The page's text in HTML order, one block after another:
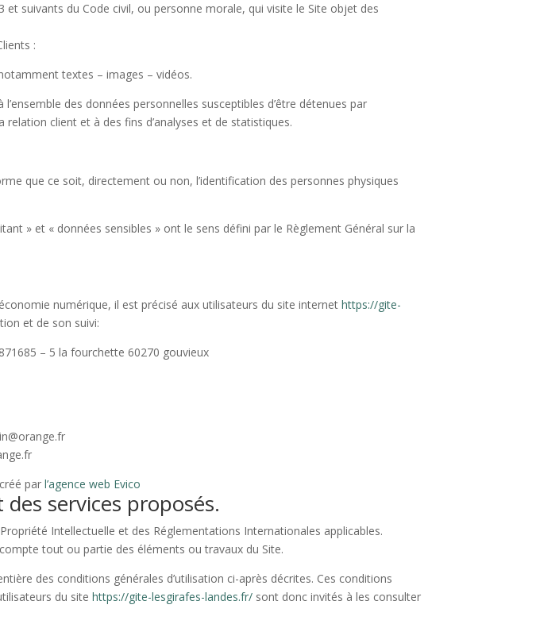
suivants du Code civil, ou personne morale, qui visite le Site objet des
:
textes – images – vidéos.
des données personnelles susceptibles d’être détenues par
client et à des fins d’analyses et de statistiques.
que ce soit, directement ou non, l’identification des personnes physiques
» et « données sensibles » ont le sens défini par le Règlement Général sur la
numérique, il est précisé aux utilisateurs du site internethttps://gite-
et de son suivi:
– 5 la fourchette 60270 gouvieux
créé parl’agence web Evico
services proposés.
Intellectuelle et des Réglementations Internationales applicables.
tout ou partie des éléments ou travaux du Site.
des conditions générales d’utilisation ci-après décrites. Ces conditions
du sitehttps://gite-lesgirafes-landes.fr/ sont donc invités à les consulter